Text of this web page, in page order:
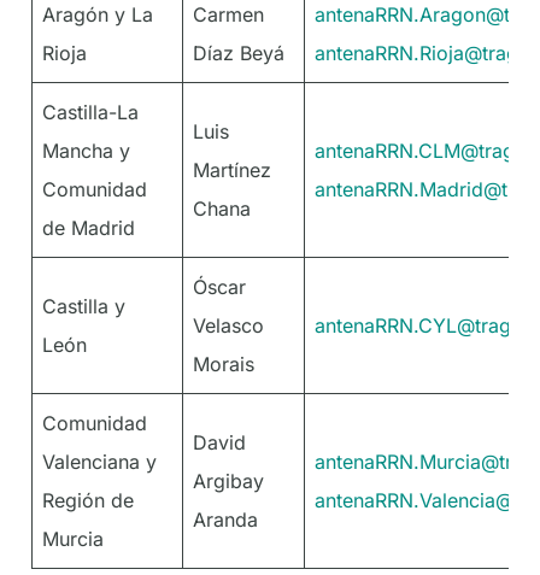
Aragón y La
Rioja
Carmen
Díaz Beyá
Castilla-La
Mancha y
Comunidad
de Madrid
Luis
Martínez
Chana
Castilla y
León
Óscar
Velasco
Morais
Comunidad
Valenciana y
Región de
Murcia
David
Argibay
Aranda